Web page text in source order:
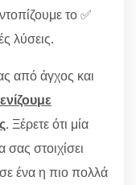
το ✅
λύσεις.
από άγχος και
. Ξέρετε ότι μία
στοιχίσει
ένα η πιο πολλά